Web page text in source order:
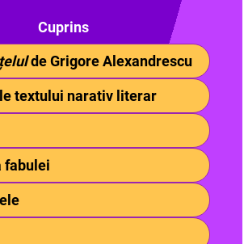
Cuprins
de Grigore Alexandrescu
textului narativ literar
fabulei